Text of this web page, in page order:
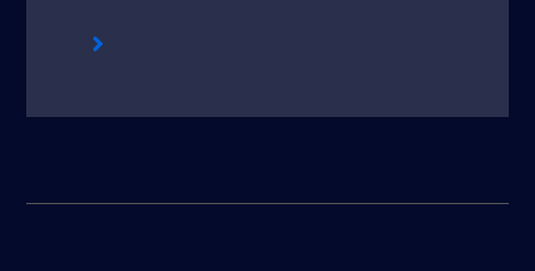
